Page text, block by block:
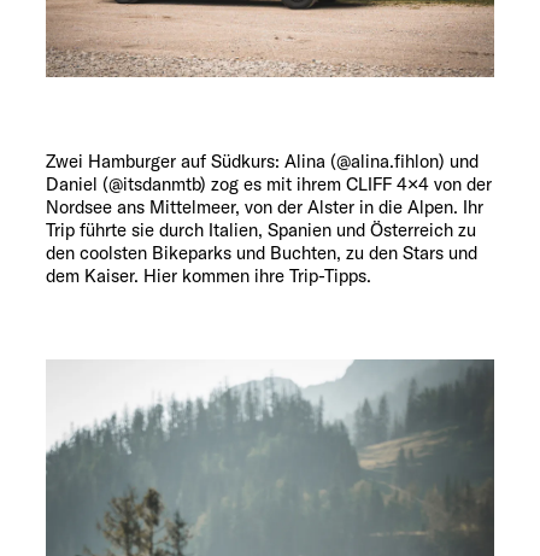
Zwei Hamburger auf Südkurs: Alina (@alina.fihlon) und
Daniel (@itsdanmtb) zog es mit ihrem CLIFF 4×4 von der
Nordsee ans Mittelmeer, von der Alster in die Alpen. Ihr
Trip führte sie durch Italien, Spanien und Österreich zu
den coolsten Bikeparks und Buchten, zu den Stars und
dem Kaiser. Hier kommen ihre Trip-Tipps.